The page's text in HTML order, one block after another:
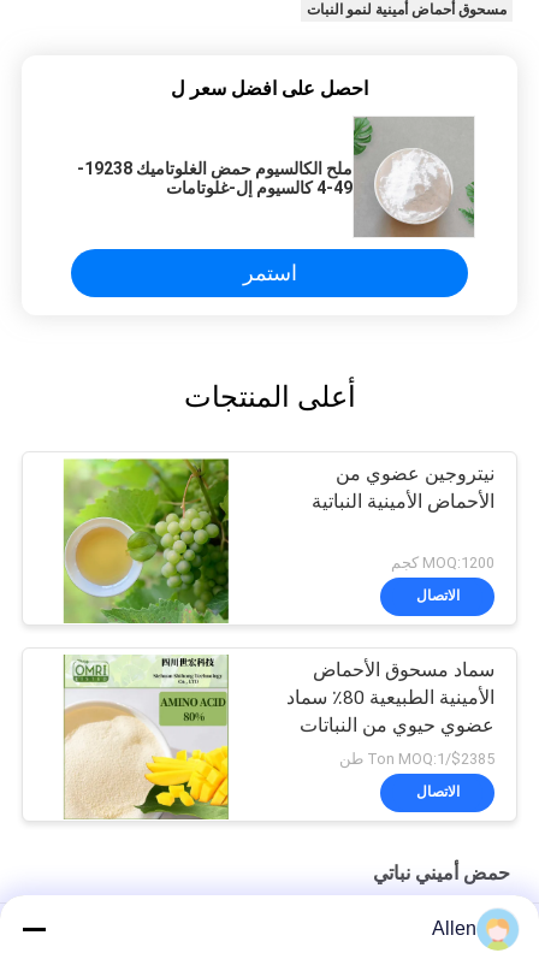
مسحوق أحماض أمينية لنمو النبات
احصل على افضل سعر ل
ملح الكالسيوم حمض الغلوتاميك 19238-
49-4 كالسيوم إل-غلوتامات
استمر
أعلى المنتجات
نيتروجين عضوي من
الأحماض الأمينية النباتية
MOQ:1200 كجم
الاتصال
سماد مسحوق الأحماض
الأمينية الطبيعية 80٪ سماد
عضوي حيوي من النباتات
$2385/Ton MOQ:1 طن
الاتصال
حمض أميني نباتي
مسحوق الأحماض الأمينية البحرية النقية للغاية مع محتوى غني
Allen